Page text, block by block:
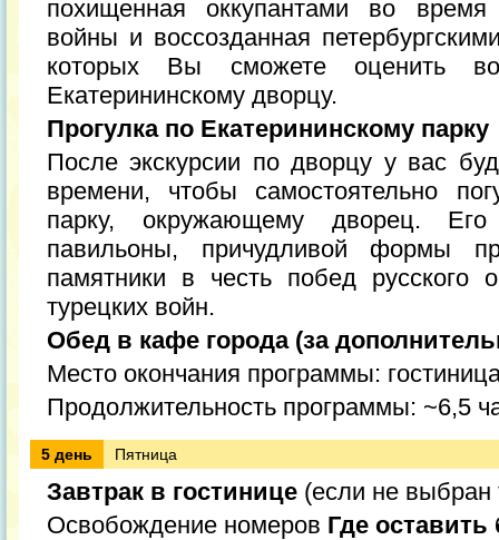
похищенная оккупантами во время
войны и воссозданная
которых Вы сможете оценить
Екатерининскому дворцу.
Прогулка по Екатерининскому парку
После экскурсии по дворцу у вас
времени, чтобы самостоятельно
парку, окружающему дворец.
павильоны, причудливой формы
памятники в честь побед русского
турецких войн.
Обед в кафе города (за
Место окончания программы:
Продолжительность программы: ~6,5
5 день Пятница
Завтрак в гостинице (если не выбран
Освобождение номеров Где оставить